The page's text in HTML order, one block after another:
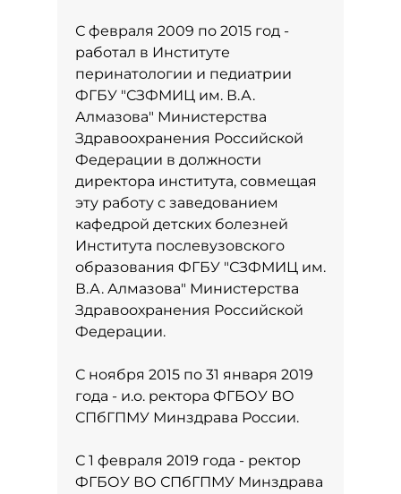
С февраля 2009 по 2015 год -
работал в Институте
перинатологии и педиатрии
ФГБУ "СЗФМИЦ им. В.А.
Алмазова" Министерства
Здравоохранения Российской
Федерации в должности
директора института, совмещая
эту работу с заведованием
кафедрой детских болезней
Института послевузовского
образования ФГБУ "СЗФМИЦ им.
В.А. Алмазова" Министерства
Здравоохранения Российской
Федерации.
С ноября 2015 по 31 января 2019
года - и.о. ректора ФГБОУ ВО
СПбГПМУ Минздрава России.
С 1 февраля 2019 года - ректор
ФГБОУ ВО СПбГПМУ Минздрава